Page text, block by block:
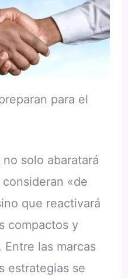
para el
solo abaratará
«de
que reactivará
compactos y
las marcas
estrategias se